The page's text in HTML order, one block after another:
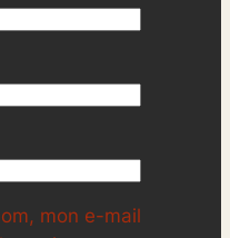
mon e-mail